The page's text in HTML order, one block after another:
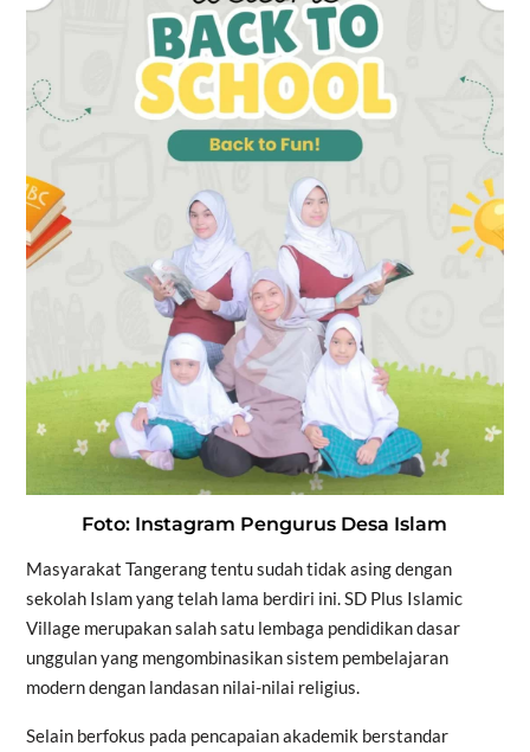
Foto: Instagram Pengurus Desa Islam
Masyarakat Tangerang tentu sudah tidak asing dengan
sekolah Islam yang telah lama berdiri ini. SD Plus Islamic
Village merupakan salah satu lembaga pendidikan dasar
unggulan yang mengombinasikan sistem pembelajaran
modern dengan landasan nilai-nilai religius.
Selain berfokus pada pencapaian akademik berstandar